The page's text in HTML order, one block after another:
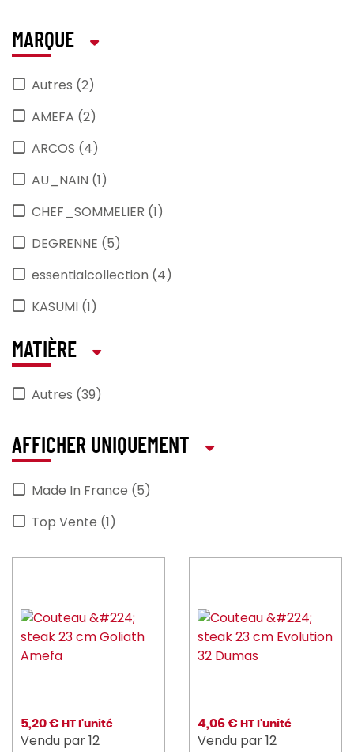
MARQUE
Autres (2)
AMEFA (2)
ARCOS (4)
AU_NAIN (1)
CHEF_SOMMELIER (1)
DEGRENNE (5)
essentialcollection (4)
KASUMI (1)
PRO_MUNDI (17)
TARRERIAS_BONJEAN (2)
MATIÈRE
Autres (39)
AFFICHER UNIQUEMENT
Made In France (5)
Top Vente (1)
5,20 € HT l'unité
Vendu par 12
4,06 € HT l'unité
Vendu par 12